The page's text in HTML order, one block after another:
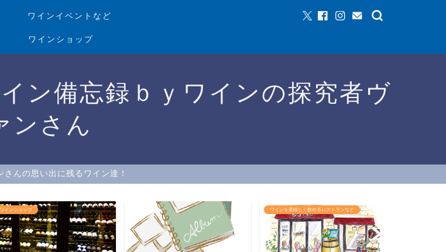
ワインイベントなど
ワインショップ
ン備忘録ｂｙワインの探究者ヴ
ンさん
さんの思い出に残るワイン達！
ワインショップ ワインを美味しく飲めるレストランなど